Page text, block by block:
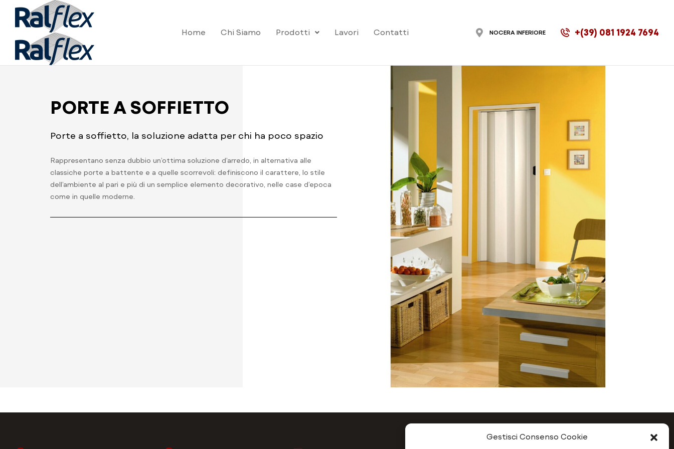
Gestisci Consenso Cookie
Home Chi Siamo Prodotti Lavori Contatti NOCERA INFERIORE +(39) 081 1924 7694
PORTE A SOFFIETTO
Porte a soffietto, la soluzione adatta per chi ha poco spazio
Rappresentano senza dubbio un’ottima soluzione d’arredo, in alternativa alle
classiche porte a battente e a quelle scorrevoli: definiscono il carattere, lo stile
dell’ambiente al pari e più di un semplice elemento decorativo, nelle case d’epoca
come in quelle moderne.